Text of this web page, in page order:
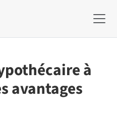
à
avantages